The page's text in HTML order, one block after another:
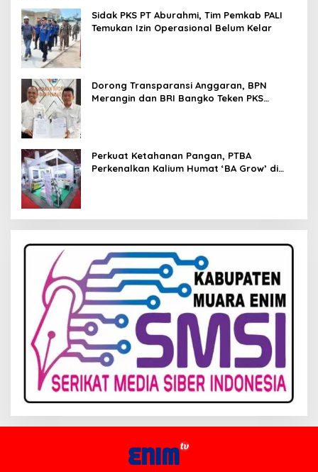
Sidak PKS PT Aburahmi, Tim Pemkab PALI
Temukan Izin Operasional Belum Kelar
Dorong Transparansi Anggaran, BPN
Merangin dan BRI Bangko Teken PKS
Perkuat Ketahanan Pangan, PTBA
Perkenalkan Kalium Humat ‘BA Grow’ di